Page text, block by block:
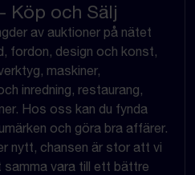
Köp och Sälj
av auktioner på nätet
fordon, design och konst,
maskiner,
inredning, restaurang,
Hos oss kan du fynda
och göra bra affärer.
nytt, chansen är stor att vi
samma vara till ett bättre